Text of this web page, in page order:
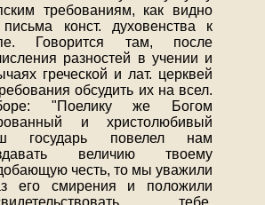
требованиям, как видно
конст. духовенства к
Говорится там, после
разностей в учении и
греческой и лат. церквей
обсудить их на всел.
"Поелику же Богом
и христолюбивый
государь повелел нам
величию твоему
честь, то мы уважили
его смирения и положили
тебе,